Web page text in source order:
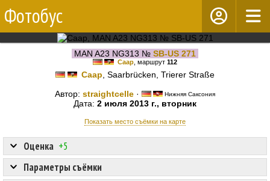
Фотобус
MAN A23 NG313 № SB-US 271
Саар , маршрут 112
Саар , Saarbrücken, Trierer Straße
Автор: straightcelle · Нижняя Саксония
Дата: 2 июля 2013 г., вторник
Показать место съёмки на карте
Оценка +5
Параметры съёмки